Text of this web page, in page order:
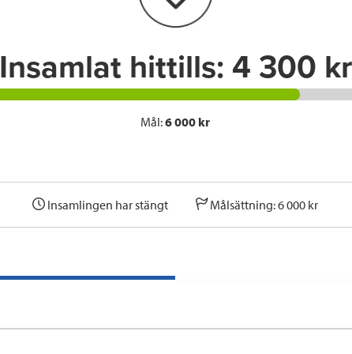
n
Insamlat hittills: 4 300 kr
Mål:6 000 kr
Insamlingen har stängt Målsättning: 6 000 kr